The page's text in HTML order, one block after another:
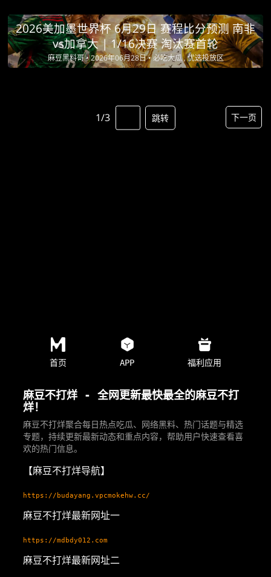
2026美加墨世界杯 6月29日 赛程比分预测 南非
vs加拿大 | 1/16决赛 淘汰赛首轮
麻豆黑料哥 •2026年06月28日 • 必吃大瓜 , 优选投放区
1/3 跳转 下一页
首页 APP 福利应用
麻豆不打烊 - 全网更新最快最全的麻豆不打
烊！
麻豆不打烊聚合每日热点吃瓜、网络黑料、热门话题与精选
专题，持续更新最新动态和重点内容，帮助用户快速查看喜
欢的热门信息。
【麻豆不打烊导航】
https://budayang.vpcmokehw.cc/
麻豆不打烊最新网址一
https://mdbdy012.com
麻豆不打烊最新网址二